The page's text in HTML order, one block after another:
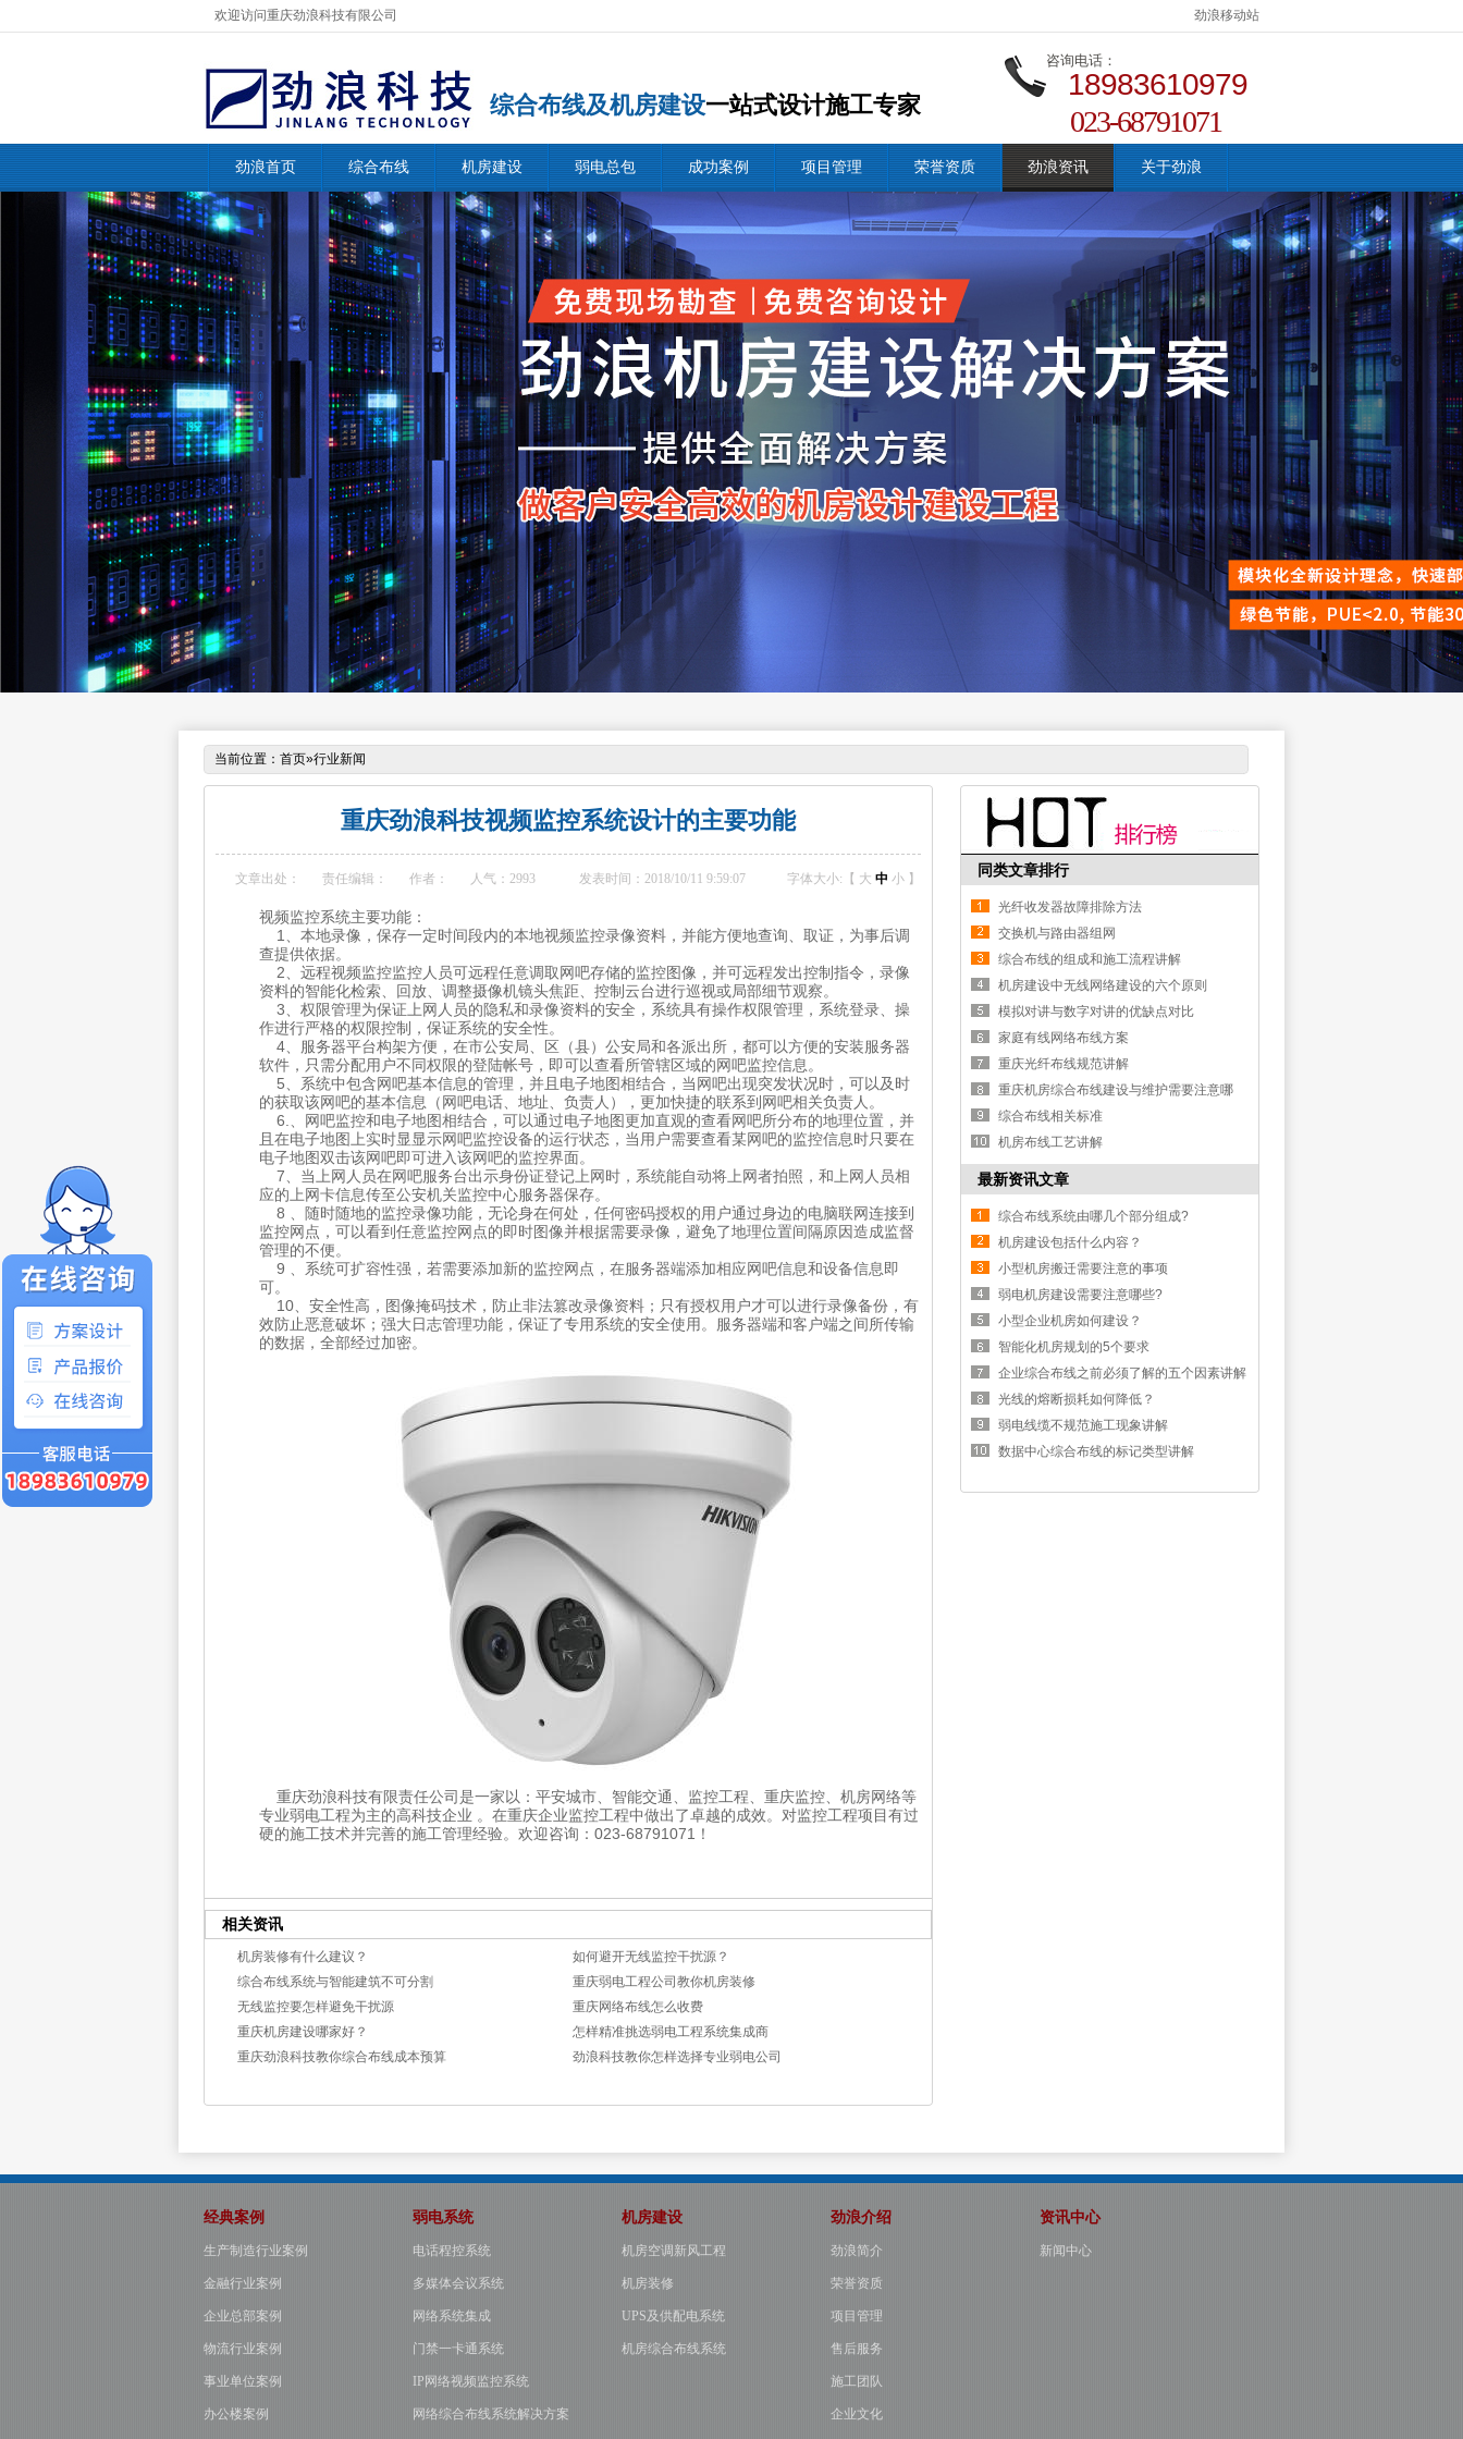
欢迎访问重庆劲浪科技有限公司 劲浪移动站
综合布线及机房建设一站式设计施工专家
咨询电话：
18983610979
023-68791071
劲浪首页 综合布线 机房建设 弱电总包 成功案例 项目管理 荣誉资质 劲浪资讯 关于劲浪
当前位置： 首页»行业新闻
重庆劲浪科技视频监控系统设计的主要功能
文章出处： 责任编辑： 作者： 人气： 2993 发表时间：2018/10/11 9:59:07 字体大小:【 大 中 小 】
视频监控系统主要功能：
1、本地录像，保存一定时间段内的本地视频监控录像资料，并能方便地查询、取证，为事后调
查提供依据。
2、远程视频监控监控人员可远程任意调取网吧存储的监控图像，并可远程发出控制指令，录像
资料的智能化检索、回放、调整摄像机镜头焦距、控制云台进行巡视或局部细节观察。
3、权限管理为保证上网人员的隐私和录像资料的安全，系统具有操作权限管理，系统登录、操
作进行严格的权限控制，保证系统的安全性。
4、服务器平台构架方便，在市公安局、区（县）公安局和各派出所，都可以方便的安装服务器
软件，只需分配用户不同权限的登陆帐号，即可以查看所管辖区域的网吧监控信息。
5、系统中包含网吧基本信息的管理，并且电子地图相结合，当网吧出现突发状况时，可以及时
的获取该网吧的基本信息（网吧电话、地址、负责人），更加快捷的联系到网吧相关负责人。
6.、网吧监控和电子地图相结合，可以通过电子地图更加直观的查看网吧所分布的地理位置，并
且在电子地图上实时显显示网吧监控设备的运行状态，当用户需要查看某网吧的监控信息时只要在
电子地图双击该网吧即可进入该网吧的监控界面。
7、当上网人员在网吧服务台出示身份证登记上网时，系统能自动将上网者拍照，和上网人员相
应的上网卡信息传至公安机关监控中心服务器保存。
8 、随时随地的监控录像功能，无论身在何处，任何密码授权的用户通过身边的电脑联网连接到
监控网点，可以看到任意监控网点的即时图像并根据需要录像，避免了地理位置间隔原因造成监督
管理的不便。
9 、系统可扩容性强，若需要添加新的监控网点，在服务器端添加相应网吧信息和设备信息即
可。
10、安全性高，图像掩码技术，防止非法篡改录像资料；只有授权用户才可以进行录像备份，有
效防止恶意破坏；强大日志管理功能，保证了专用系统的安全使用。服务器端和客户端之间所传输
的数据，全部经过加密。
重庆劲浪科技有限责任公司是一家以：平安城市、智能交通、监控工程、重庆监控、机房网络等
专业弱电工程为主的高科技企业 。在重庆企业监控工程中做出了卓越的成效。对监控工程项目有过
硬的施工技术并完善的施工管理经验。欢迎咨询：023-68791071！
相关资讯
机房装修有什么建议？
如何避开无线监控干扰源？
综合布线系统与智能建筑不可分割
重庆弱电工程公司教你机房装修
无线监控要怎样避免干扰源
重庆网络布线怎么收费
重庆机房建设哪家好？
怎样精准挑选弱电工程系统集成商
重庆劲浪科技教你综合布线成本预算
劲浪科技教你怎样选择专业弱电公司
同类文章排行
光纤收发器故障排除方法
交换机与路由器组网
综合布线的组成和施工流程讲解
机房建设中无线网络建设的六个原则
模拟对讲与数字对讲的优缺点对比
家庭有线网络布线方案
重庆光纤布线规范讲解
重庆机房综合布线建设与维护需要注意哪
些？
综合布线相关标准
机房布线工艺讲解
最新资讯文章
综合布线系统由哪几个部分组成?
机房建设包括什么内容？
小型机房搬迁需要注意的事项
弱电机房建设需要注意哪些?
小型企业机房如何建设？
智能化机房规划的5个要求
企业综合布线之前必须了解的五个因素讲解
光线的熔断损耗如何降低？
弱电线缆不规范施工现象讲解
数据中心综合布线的标记类型讲解
经典案例
生产制造行业案例
金融行业案例
企业总部案例
物流行业案例
事业单位案例
办公楼案例
弱电系统
电话程控系统
多媒体会议系统
网络系统集成
门禁一卡通系统
IP网络视频监控系统
网络综合布线系统解决方案
机房建设
机房空调新风工程
机房装修
UPS及供配电系统
机房综合布线系统
劲浪介绍
劲浪简介
荣誉资质
项目管理
售后服务
施工团队
企业文化
资讯中心
新闻中心